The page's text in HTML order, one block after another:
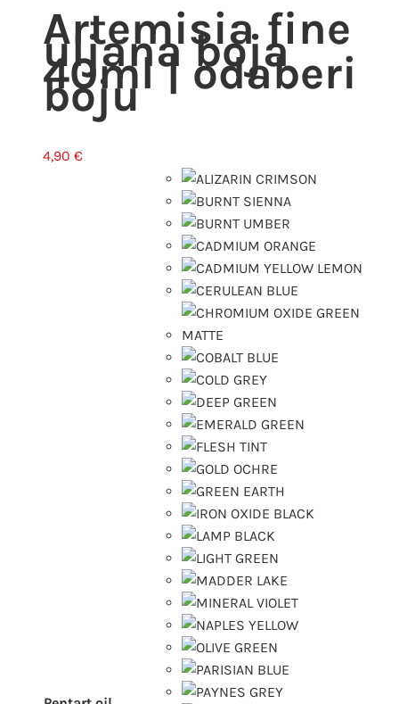
Artemisia fine
uljana boja
40ml | odaberi
boju
4,90 €